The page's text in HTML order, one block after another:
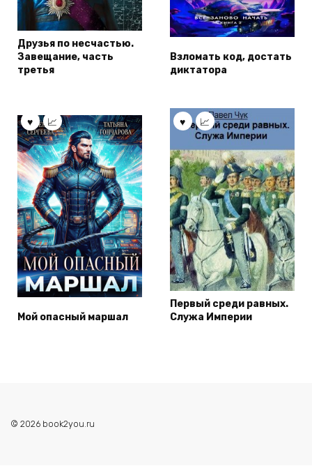
Друзья по несчастью.
Завещание, часть
третья
Взломать код, достать
диктатора
Мой опасный маршал
Первый среди равных.
Служа Империи
© 2026 book2you.ru